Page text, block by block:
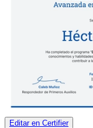
Editar en Certifier